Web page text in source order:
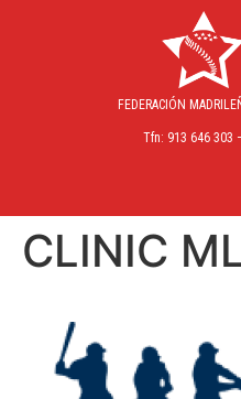
FEDERACIÓN
Tfn: 913 646 303
CLINIC